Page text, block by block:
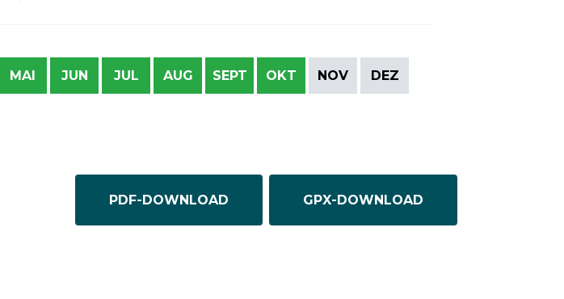
MAI JUN JUL AUG SEPT OKT NOV DEZ
PDF-DOWNLOAD GPX-DOWNLOAD